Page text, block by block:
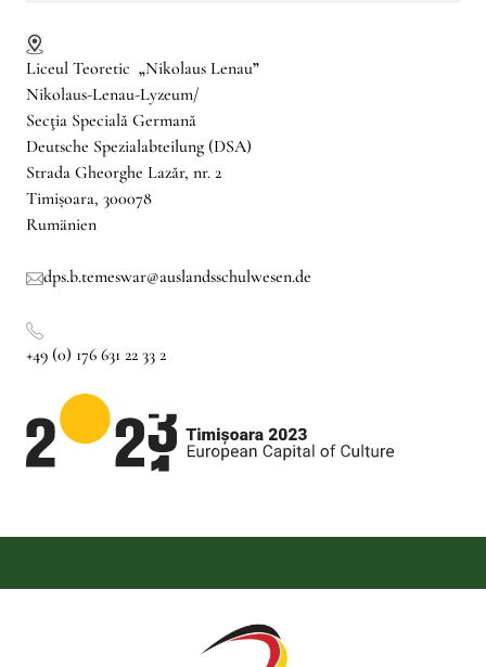
Liceul Teoretic „Nikolaus Lenau”
Nikolaus-Lenau-Lyzeum/
Secţia Specială Germană
Deutsche Spezialabteilung (DSA)
Strada Gheorghe Lazăr, nr. 2
Timișoara, 300078
Rumänien
dps.b.temeswar@auslandsschulwesen.de
+49 (0) 176 631 22 33 2